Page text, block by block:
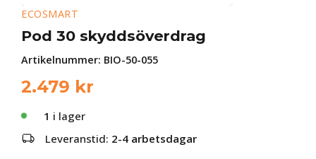
ECOSMART
Pod 30 skyddsöverdrag
Artikelnummer: BIO-50-055
2.479 kr
1 i lager
Leveranstid: 2-4 arbetsdagar